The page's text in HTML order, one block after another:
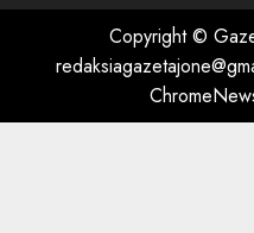
flet
Copyright ©